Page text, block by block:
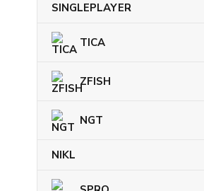
SINGLEPLAYER
TICA
ZFISH
NGT
NIKL